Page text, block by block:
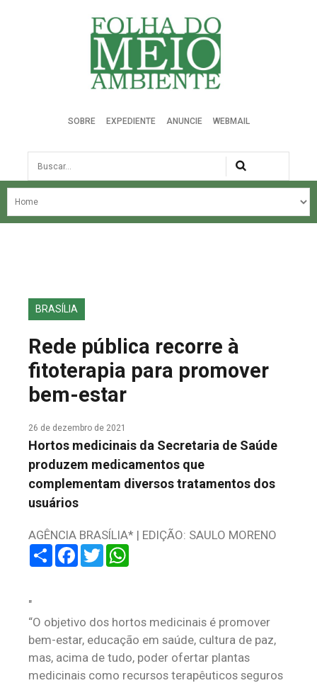
Folha do Meio Ambiente
SOBRE EXPEDIENTE ANUNCIE WEBMAIL
Busca
NOSSA HISTÓRIA
EDIÇÕES ANTERIORES
FALE CONOSCO
BRASÍLIA
Rede pública recorre à
fitoterapia para promover
bem-estar
26 de dezembro de 2021
Hortos medicinais da Secretaria de Saúde
produzem medicamentos que
complementam diversos tratamentos dos
usuários
AGÊNCIA BRASÍLIA* | EDIÇÃO: SAULO MORENO
ShareFacebook
Twitter
“O objetivo dos hortos medicinais é promover
bem-estar, educação em saúde, cultura de paz,
mas, acima de tudo, poder ofertar plantas
medicinais como recursos terapêuticos seguros